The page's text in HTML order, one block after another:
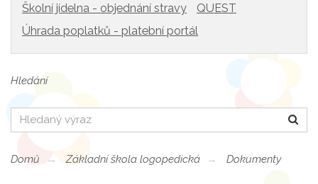
Školní jídelna - objednání stravy
QUEST
Úhrada poplatků - platební portál
Hledání
Hledat
Domů Základní škola logopedická Dokumenty